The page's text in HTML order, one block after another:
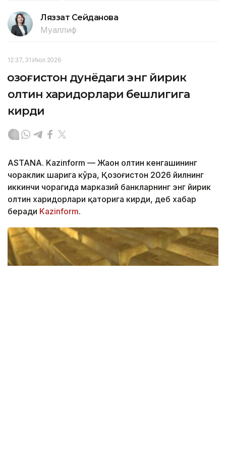
Ляззат Сейданова
Муаллиф
12:37, 31 Июл 2026
Қозоғистон дунёдаги энг йирик
олтин харидорлари бешлигига
кирди
ASTANA. Kazinform — Жаҳон олтин кенгашининг
чораклик шарҳига кўра, Қозоғистон 2026 йилнинг
иккинчи чорагида марказий банкларнинг энг йирик
олтин харидорлари қаторига кирди, деб хабар
беради Kazinform.